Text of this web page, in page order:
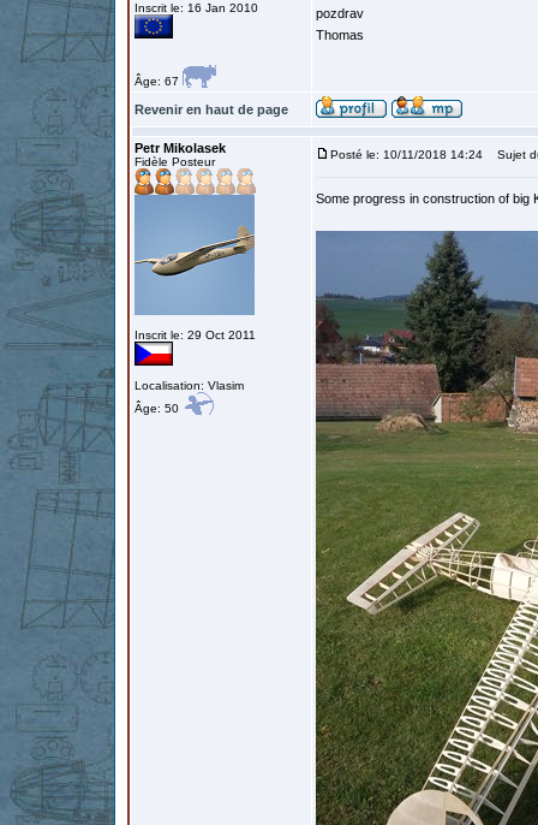
Inscrit le: 16 Jan 2010
Âge: 67
pozdrav
Thomas
Revenir en haut de page
Petr Mikolasek
Fidèle Posteur
Inscrit le: 29 Oct 2011
Localisation: Vlasim
Âge: 50
Posté le: 10/11/2018 14:24 Sujet
Some progress in construction of big